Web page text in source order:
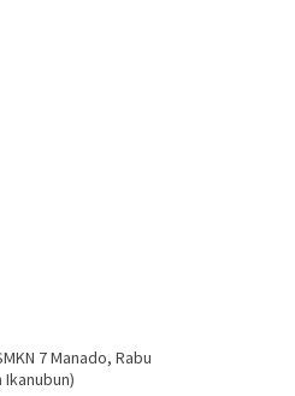
7 Manado, Rabu